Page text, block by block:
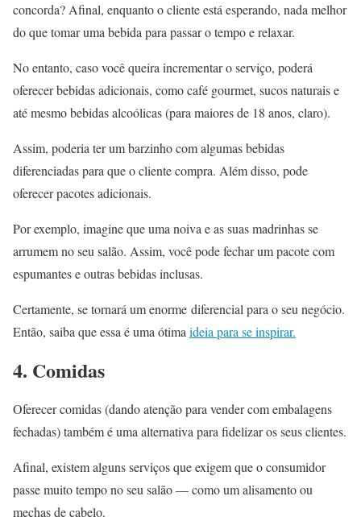
concorda? Afinal, enquanto o cliente está esperando, nada melhor
do que tomar uma bebida para passar o tempo e relaxar.
No entanto, caso você queira incrementar o serviço, poderá
oferecer bebidas adicionais, como café gourmet, sucos naturais e
até mesmo bebidas alcoólicas (para maiores de 18 anos, claro).
Assim, poderia ter um barzinho com algumas bebidas
diferenciadas para que o cliente compra. Além disso, pode
oferecer pacotes adicionais.
Por exemplo, imagine que uma noiva e as suas madrinhas se
arrumem no seu salão. Assim, você pode fechar um pacote com
espumantes e outras bebidas inclusas.
Certamente, se tornará um enorme diferencial para o seu negócio.
Então, saiba que essa é uma ótimaideia para se inspirar.
4. Comidas
Oferecer comidas (dando atenção para vender com embalagens
fechadas) também é uma alternativa para fidelizar os seus clientes.
Afinal, existem alguns serviços que exigem que o consumidor
passe muito tempo no seu salão — como um alisamento ou
mechas de cabelo.